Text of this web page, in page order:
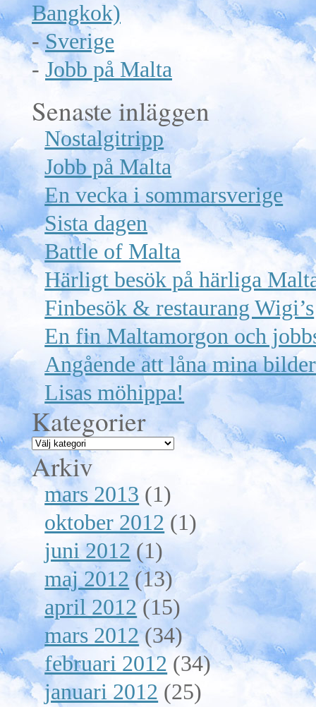
Bangkok)
-Sverige
- Jobb på Malta
Senaste inläggen
Nostalgitripp
Jobb på Malta
En vecka i sommarsverige
Sista dagen
Battle of Malta
Härligt besök på härliga
Finbesök & restaurang Wigi’s
En fin Maltamorgon och
Angående att låna mina bilder
Lisas möhippa!
Kategorier
Arkiv
mars 2013 (1)
oktober 2012 (1)
juni 2012(1)
maj 2012(13)
april 2012(15)
mars 2012(34)
februari 2012 (34)
januari 2012 (25)